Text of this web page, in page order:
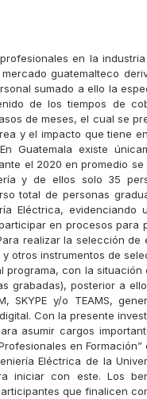
en la
guatemalteco
sumado a ello la
de los tiempos de
de meses, el cual se
y el impacto que tiene
Guatemala existe
el 2020 en promedio se
y de ellos solo 35
total de personas
Eléctrica, evidenciando
en procesos para
realizar la selección de
otros instrumentos de
con la situación
grabadas), posterior a
SKYPE y/o TEAMS,
Con la presente
asumir cargos
en Formación”
Eléctrica de la
iniciar con este. Los
que finalicen